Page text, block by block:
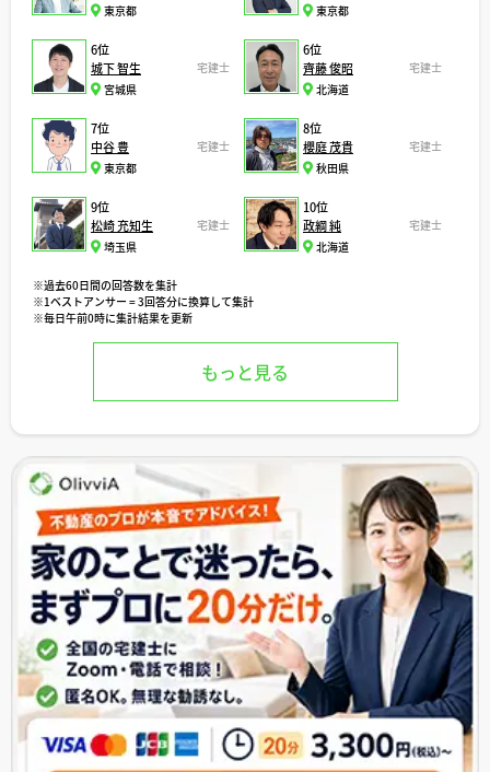
東京都
東京都
6位
城下 智生
宅建士
宮城県
6位
齊藤 俊昭
宅建士
北海道
7位
中谷 豊
宅建士
東京都
8位
櫻庭 茂貴
宅建士
秋田県
9位
松崎 充知生
宅建士
埼玉県
10位
政綱 純
宅建士
北海道
※過去60日間の回答数を集計
※1ベストアンサー = 3回答分に換算して集計
※毎日午前0時に集計結果を更新
もっと見る